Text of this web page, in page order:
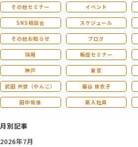
その他セミナー イベント
SNS相談会 スケジュール
その他お知らせ ブログ
採用 販促セミナー
神戸 東京
武田 共世（やんこ） 福谷 佳衣子
田中佑佳 新入社員
月別記事
2026年7月